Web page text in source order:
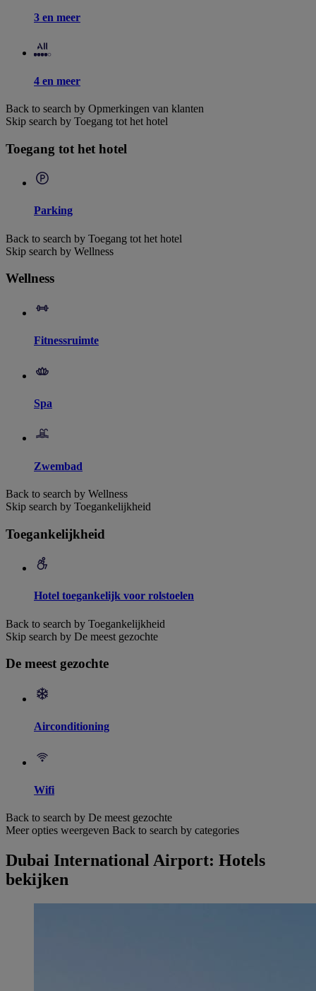
3 en meer
4 en meer
Back to search by Opmerkingen van klanten
Skip search by Toegang tot het hotel
Toegang tot het hotel
Parking
Back to search by Toegang tot het hotel
Skip search by Wellness
Wellness
Fitnessruimte
Spa
Zwembad
Back to search by Wellness
Skip search by Toegankelijkheid
Toegankelijkheid
Hotel toegankelijk voor rolstoelen
Back to search by Toegankelijkheid
Skip search by De meest gezochte
De meest gezochte
Airconditioning
Wifi
Back to search by De meest gezochte
Meer opties weergeven Back to search by categories
Dubai International Airport: Hotels
bekijken